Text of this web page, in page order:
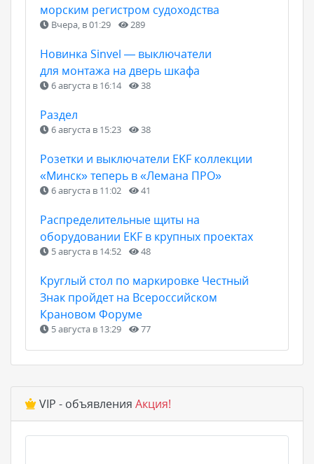
морским регистром судоходства
Вчера, в 01:29 289
Новинка Sinvel — выключатели
для монтажа на дверь шкафа
6 августа в 16:14 38
Раздел
6 августа в 15:23 38
Розетки и выключатели EKF коллекции
«Минск» теперь в «Лемана ПРО»
6 августа в 11:02 41
Распределительные щиты на
оборудовании EKF в крупных проектах
5 августа в 14:52 48
Круглый стол по маркировке Честный
Знак пройдет на Всероссийском
Крановом Форуме
5 августа в 13:29 77
VIP - объявления Акция!